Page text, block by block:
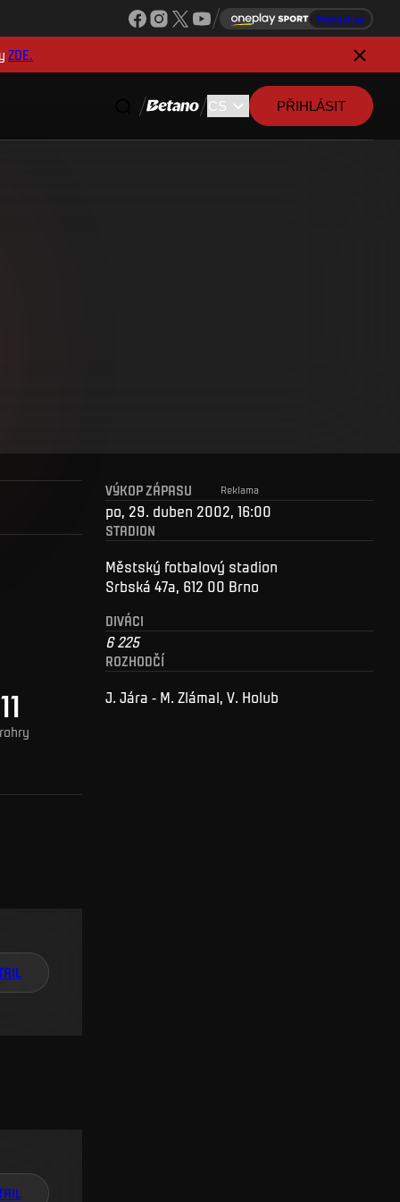
Sleduj ligu
ZDE.
PŘIHLÁSIT
11
Reklama
VÝKOP ZÁPASU
po, 29. duben 2002, 16:00
STADION
Městský fotbalový stadion
Srbská 47a, 612 00 Brno
DIVÁCI
6 225
ROZHODČÍ
J. Jára - M. Zlámal, V. Holub